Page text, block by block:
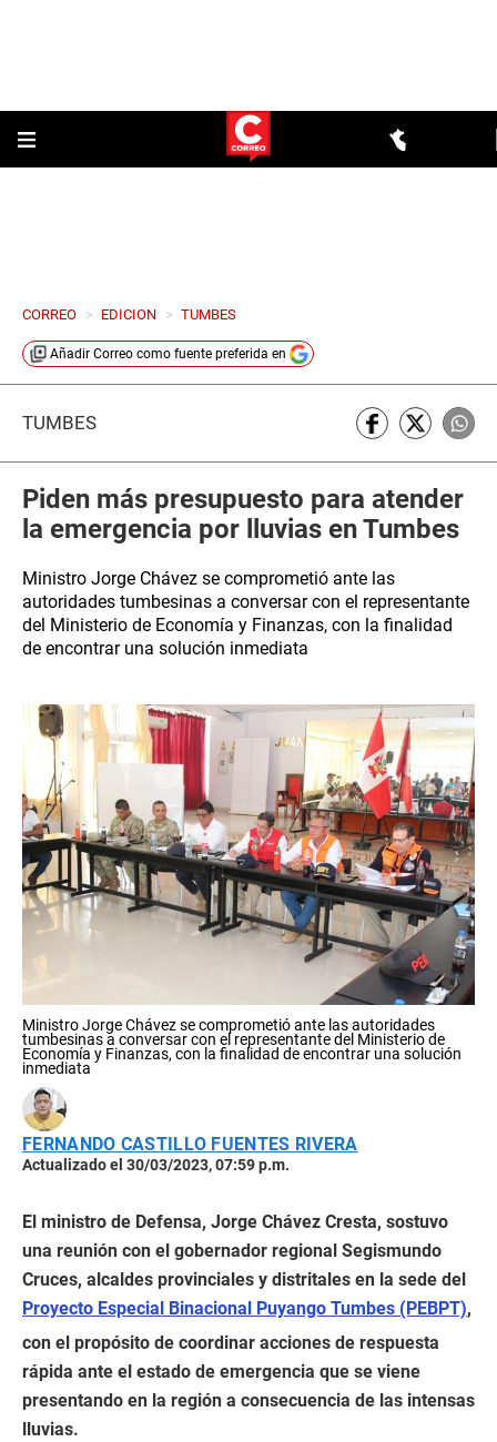
CORREO > EDICION > TUMBES
Añadir Correo como fuente preferida en
TUMBES
Piden más presupuesto para atender
la emergencia por lluvias en Tumbes
Ministro Jorge Chávez se comprometió ante las
autoridades tumbesinas a conversar con el representante
del Ministerio de Economía y Finanzas, con la finalidad
de encontrar una solución inmediata
Ministro Jorge Chávez se comprometió ante las autoridades
tumbesinas a conversar con el representante del Ministerio de
Economía y Finanzas, con la finalidad de encontrar una solución
inmediata
FERNANDO CASTILLO FUENTES RIVERA
Actualizado el 30/03/2023, 07:59 p.m.
El ministro de Defensa, Jorge Chávez Cresta, sostuvo
una reunión con el gobernador regional Segismundo
Cruces, alcaldes provinciales y distritales en la sede del
Proyecto Especial Binacional Puyango Tumbes (PEBPT),
con el propósito de coordinar acciones de respuesta
rápida ante el estado de emergencia que se viene
presentando en la región a consecuencia de las intensas
lluvias.